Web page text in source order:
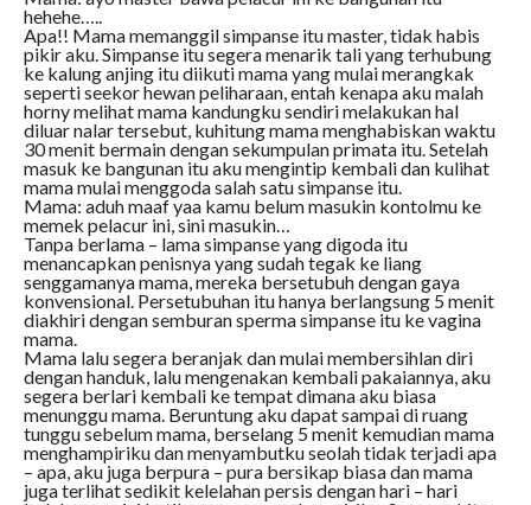
hehehe…..
Apa!! Mama memanggil simpanse itu master, tidak habis
pikir aku. Simpanse itu segera menarik tali yang terhubung
ke kalung anjing itu diikuti mama yang mulai merangkak
seperti seekor hewan peliharaan, entah kenapa aku malah
horny melihat mama kandungku sendiri melakukan hal
diluar nalar tersebut, kuhitung mama menghabiskan waktu
30 menit bermain dengan sekumpulan primata itu. Setelah
masuk ke bangunan itu aku mengintip kembali dan kulihat
mama mulai menggoda salah satu simpanse itu.
Mama: aduh maaf yaa kamu belum masukin kontolmu ke
memek pelacur ini, sini masukin…
Tanpa berlama – lama simpanse yang digoda itu
menancapkan penisnya yang sudah tegak ke liang
senggamanya mama, mereka bersetubuh dengan gaya
konvensional. Persetubuhan itu hanya berlangsung 5 menit
diakhiri dengan semburan sperma simpanse itu ke vagina
mama.
Mama lalu segera beranjak dan mulai membersihlan diri
dengan handuk, lalu mengenakan kembali pakaiannya, aku
segera berlari kembali ke tempat dimana aku biasa
menunggu mama. Beruntung aku dapat sampai di ruang
tunggu sebelum mama, berselang 5 menit kemudian mama
menghampiriku dan menyambutku seolah tidak terjadi apa
– apa, aku juga berpura – pura bersikap biasa dan mama
juga terlihat sedikit kelelahan persis dengan hari – hari